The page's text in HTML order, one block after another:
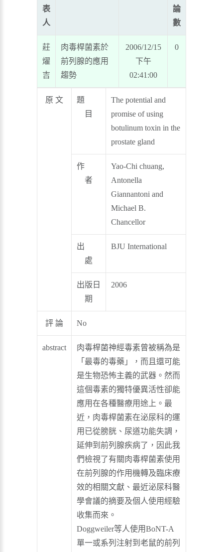
表
人
論
數
莊
燿
吉
肉毒桿菌素於
前列腺的應用
趨勢
2006/12/15
下午
02:41:00
0
原 文
題
目
The potential and
promise of using
botulinum toxin in the
prostate gland
作
者
Yao-Chi chuang,
Antonella
Giannantoni and
Michael B.
Chancellor
出
處
BJU International
出版日
期
2006
評 論 No
abstract
肉毒桿菌神經毒素曾被稱為是
「最毒的毒藥」，而且還可能
是生物恐怖主義的武器。然而
這個毒素的獨特優異活性卻能
應用在各種醫療用途上。最
近，肉毒桿菌素在泌尿科的運
用已從膀胱、尿道功能失調，
延伸到前列腺疾病了，因此我
們檢視了有關肉毒桿菌素使用
在前列腺的作用機轉及臨床療
效的相關文獻、最近泌尿科醫
學會議的摘要及個人使用經驗
收集而來。
Doggweiler等人使用BoNT-A
單一或系列注射到老鼠的前列